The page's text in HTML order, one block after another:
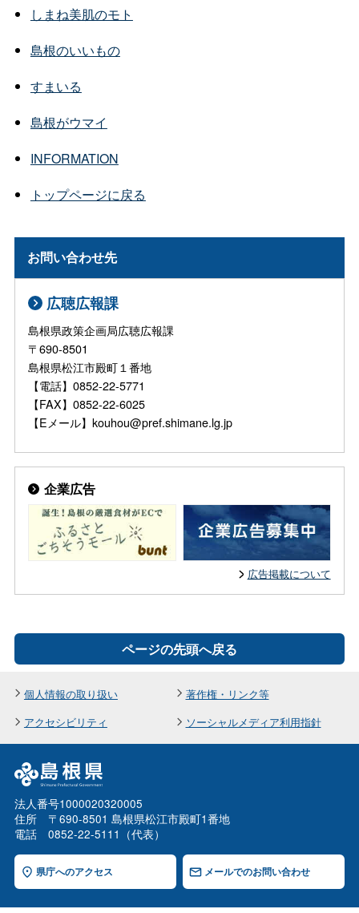
しまね美肌のモト
島根のいいもの
すまいる
島根がウマイ
INFORMATION
トップページに戻る
お問い合わせ先
広聴広報課
島根県政策企画局広聴広報課
〒690-8501
島根県松江市殿町１番地
【電話】0852-22-5771
【FAX】0852-22-6025
【Eメール】kouhou@pref.shimane.lg.jp
企業広告
広告掲載について
ページの先頭へ戻る
個人情報の取り扱い
著作権・リンク等
アクセシビリティ
ソーシャルメディア利用指針
法人番号1000020320005
住所 〒690-8501 島根県松江市殿町1番地
電話 0852-22-5111（代表）
県庁へのアクセス メールでのお問い合わせ